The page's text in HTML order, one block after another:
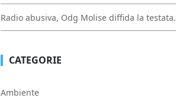
Radio abusiva, Odg Molise diffida la testata.
CATEGORIE
Ambiente